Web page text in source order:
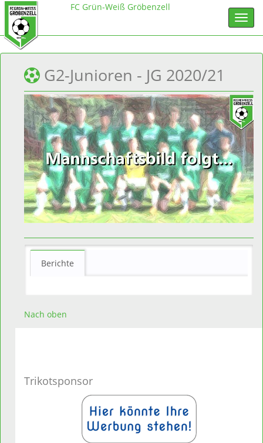
FC Grün-Weiß Gröbenzell
G2-Junioren - JG 2020/21
Berichte
Nach oben
Trikotsponsor